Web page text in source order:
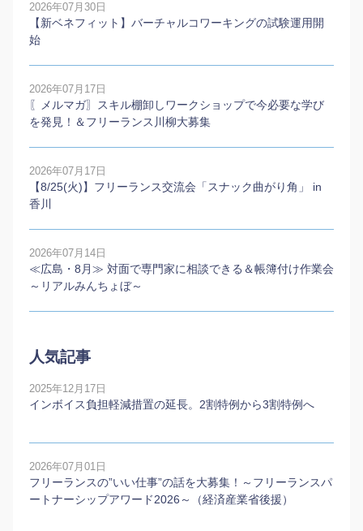
2026年07月30日
【新ベネフィット】バーチャルコワーキングの試験運用開
始
2026年07月17日
〖メルマガ〗スキル棚卸しワークショップで今必要な学び
を発見！＆フリーランス川柳大募集
2026年07月17日
【8/25(火)】フリーランス交流会「スナック曲がり角」 in
香川
2026年07月14日
≪広島・8月≫ 対面で専門家に相談できる＆帳簿付け作業会
～リアルみんちょぼ～
人気記事
2025年12月17日
インボイス負担軽減措置の延長。2割特例から3割特例へ
2026年07月01日
フリーランスの”いい仕事”の話を大募集！～フリーランスパ
ートナーシップアワード2026～（経済産業省後援）